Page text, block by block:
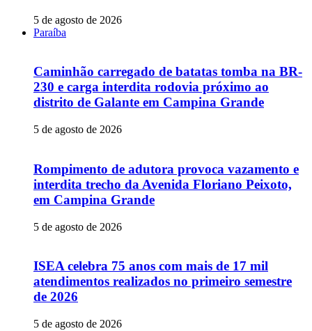
5 de agosto de 2026
Paraíba
Caminhão carregado de batatas tomba na BR-
230 e carga interdita rodovia próximo ao
distrito de Galante em Campina Grande
5 de agosto de 2026
Rompimento de adutora provoca vazamento e
interdita trecho da Avenida Floriano Peixoto,
em Campina Grande
5 de agosto de 2026
ISEA celebra 75 anos com mais de 17 mil
atendimentos realizados no primeiro semestre
de 2026
5 de agosto de 2026